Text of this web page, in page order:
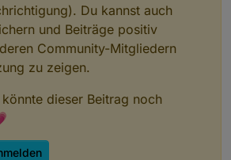
Du kannst auch
und Beiträge positiv
Community-Mitgliedern
zu zeigen.
dieser Beitrag noch